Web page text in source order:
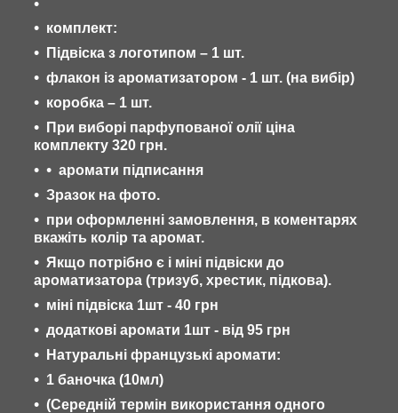
комплект:
Підвіска з логотипом – 1 шт.
флакон із ароматизатором - 1 шт. (на вибір)
коробка – 1 шт.
При виборі парфупованої олії ціна
комплекту 320 грн.
аромати підписання
Зразок на фото.
при оформленні замовлення, в коментарях
вкажіть колір та аромат.
Якщо потрібно є і міні підвіски до
ароматизатора (тризуб, хрестик, підкова).
міні підвіска 1шт - 40 грн
додаткові аромати 1шт - від 95 грн
Натуральні французькі аромати:
1 баночка (10мл)
(Середній термін використання одного